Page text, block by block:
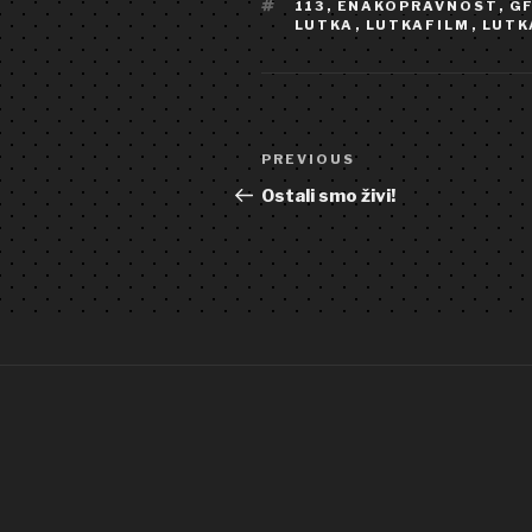
TAGS
113 , ENAKOPRAVNOST ,
LUTKA , LUTKAFILM ,
Post
navigation
Previous
Post
PREVIOUS
Ostali smo živi!